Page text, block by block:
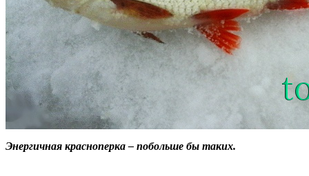
Энергичная красноперка – побольше бы таких.